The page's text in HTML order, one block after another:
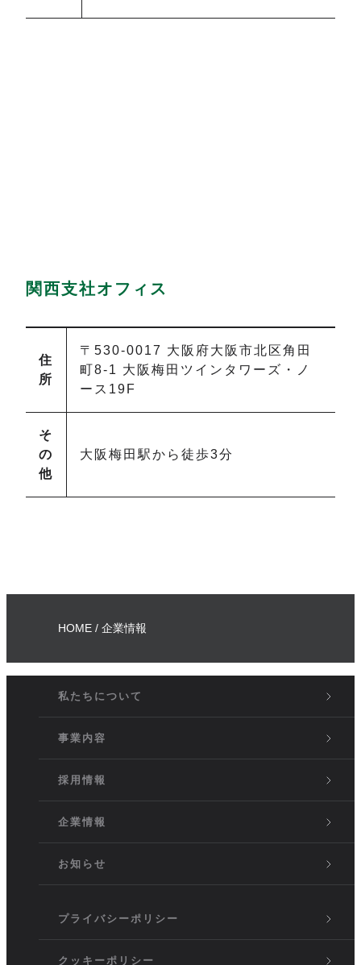
関西支社オフィス
住
所
〒 530-0017 大阪府大阪市北区角田
町8-1 大阪梅田ツインタワーズ・ノ
ース19F
そ
の
他
大阪梅田駅から徒歩3分
HOME 企業情報
私たちについて
事業内容
採用情報
企業情報
お知らせ
プライバシーポリシー
クッキーポリシー